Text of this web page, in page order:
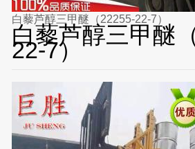
白藜芦醇三甲醚（22255-22-7）
白藜芦醇三甲醚
22-7）